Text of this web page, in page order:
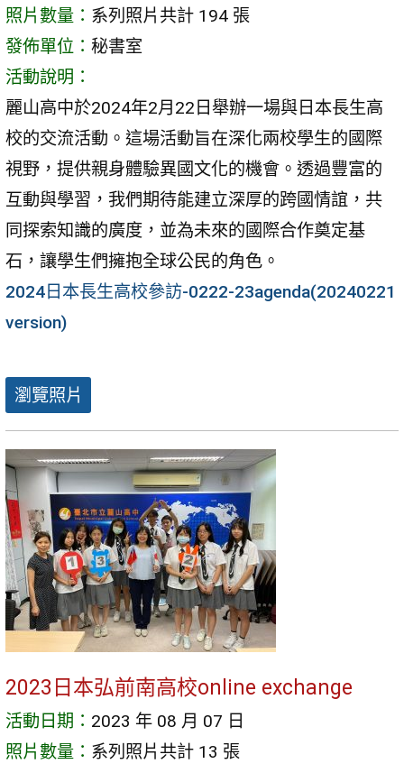
照片數量： 系列照片共計 194 張
發佈單位： 秘書室
活動說明：
麗山高中於2024年2月22日舉辦一場與日本長生高
校的交流活動。這場活動旨在深化兩校學生的國際
視野，提供親身體驗異國文化的機會。透過豐富的
互動與學習，我們期待能建立深厚的跨國情誼，共
同探索知識的廣度，並為未來的國際合作奠定基
石，讓學生們擁抱全球公民的角色。
2024日本長生高校參訪-0222-23agenda(20240221
version)
瀏覽照片
2023日本弘前南高校online exchange
活動日期： 2023 年 08 月 07 日
照片數量： 系列照片共計 13 張